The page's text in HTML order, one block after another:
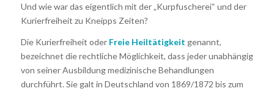
Und wie war das eigentlich mit der „Kurpfuscherei“ und der
Kurierfreiheit zu Kneipps Zeiten?
Die Kurierfreiheit oder Freie Heiltätigkeit genannt,
bezeichnet die rechtliche Möglichkeit, dass jeder unabhängig
von seiner Ausbildung medizinische Behandlungen
durchführt. Sie galt in Deutschland von 1869/1872 bis zum